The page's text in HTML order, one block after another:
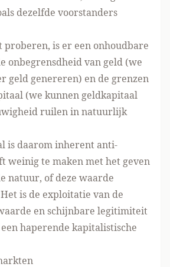
dezelfde voorstanders
proberen, is er een onhoudbare
onbegrensdheid van geld (we
geld genereren) en de grenzen
(we kunnen geldkapitaal
ruilen in natuurlijk
is daarom inherent anti-
weinig te maken met het geven
natuur, of deze waarde
is de exploitatie van de
en schijnbare legitimiteit
haperende kapitalistische